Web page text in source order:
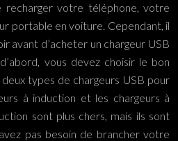
votre téléphone, votre
portable en voiture. Cependant, il
avant d’acheter un chargeur USB
vous devez choisir le bon
types de chargeurs USB pour
à induction et les chargeurs à
sont plus chers, mais ils sont
pas besoin de brancher votre